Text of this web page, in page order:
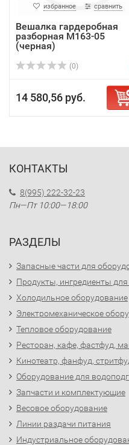
избранное сравнить
Вешалка гардеробная
разборная М163-05
(черная)
(0)
14 580,56 руб.
КОНТАКТЫ
8(995) 222-32-23
Пн—Пт 10:00—18:00
РАЗДЕЛЫ
Запасные части для
Продукты, ингредиенты для
Холодильное оборудование
Электромеханическое
Тепловое оборудование
Ресторан, кафе, фастфуд,
Кинотеатр, фанфуд,
Оборудование для
Запчасти и комплектующие
Весовое оборудование
Линии раздачи питания
Индустриальное